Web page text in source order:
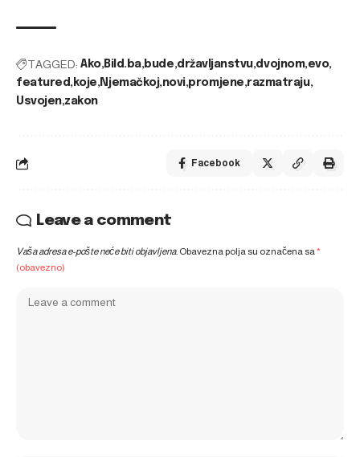
TAGGED: Ako Bild.ba bude državljanstvu dvojnom evo
featured koje Njemačkoj novi promjene razmatraju
Usvojen zakon
Facebook
Leave a comment
Vaša adresa e-pošte neće biti objavljena. Obavezna polja su označena sa*
(obavezno)